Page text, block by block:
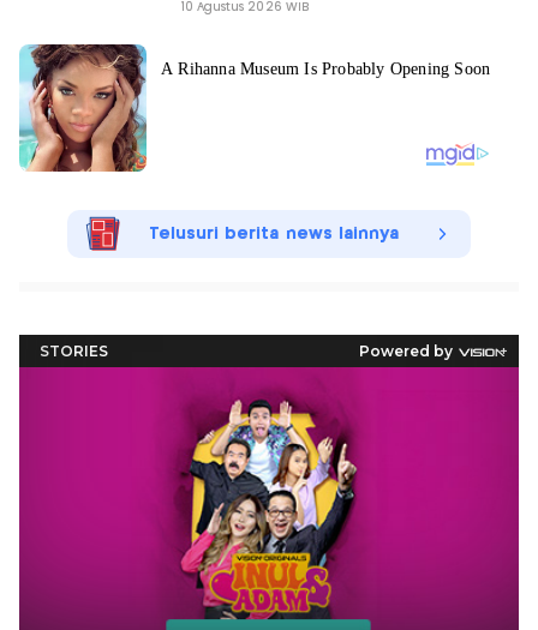
10 Agustus 2026 WIB
Telusuri berita news lainnya